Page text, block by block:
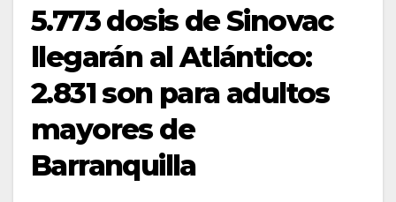
5.773 dosis de Sinovac
llegarán al Atlántico:
2.831 son para adultos
mayores de
Barranquilla